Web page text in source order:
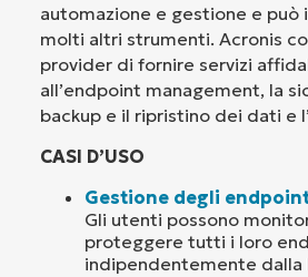
automazione e gestione e può
molti altri strumenti. Acronis
provider di fornire servizi
all’endpoint management, la
backup e il ripristino dei dati e
CASI D’USO
Gestione degli
Gli utenti possono
proteggere tutti i loro
indipendentemente dalla